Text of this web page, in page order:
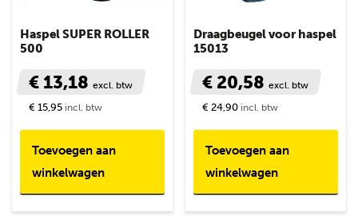
Haspel SUPER ROLLER
500
€ 13,18 excl. btw
€ 15,95 incl. btw
Toevoegen aan
winkelwagen
Draagbeugel voor haspel
15013
€ 20,58excl. btw
€ 24,90 incl. btw
Toevoegen aan
winkelwagen